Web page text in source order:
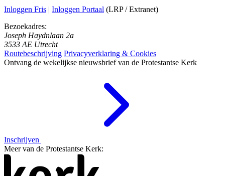
Inloggen Fris | Inloggen Portaal (LRP / Extranet)
Bezoekadres:
Joseph Haydnlaan 2a
3533 AE Utrecht
Routebeschrijving Privacyverklaring & Cookies
Ontvang de wekelijkse nieuwsbrief van de Protestantse Kerk
Inschrijven
Meer van de Protestantse Kerk: